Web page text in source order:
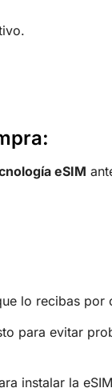
eSIM
lo recibas por
para evitar
instalar la